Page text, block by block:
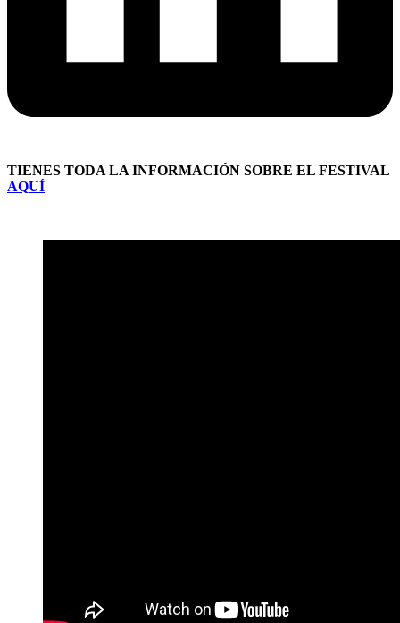
TIENES TODA LA INFORMACIÓN SOBRE EL FESTIVAL
AQUÍ